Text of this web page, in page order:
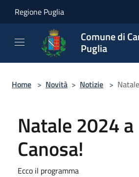
Regione Puglia
Comune di
Puglia
Home > Novità > Notizie >
Natale 2024 a
Canosa!
Ecco il programma